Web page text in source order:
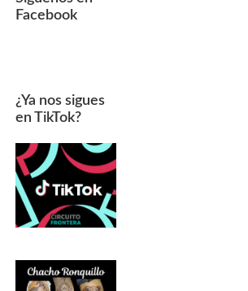
Facebook
¿Ya nos sigues
en TikTok?